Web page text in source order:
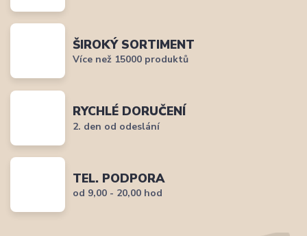
ŠIROKÝ SORTIMENT
Více než 15000 produktů
RYCHLÉ DORUČENÍ
2. den od odeslání
TEL. PODPORA
od 9,00 - 20,00 hod